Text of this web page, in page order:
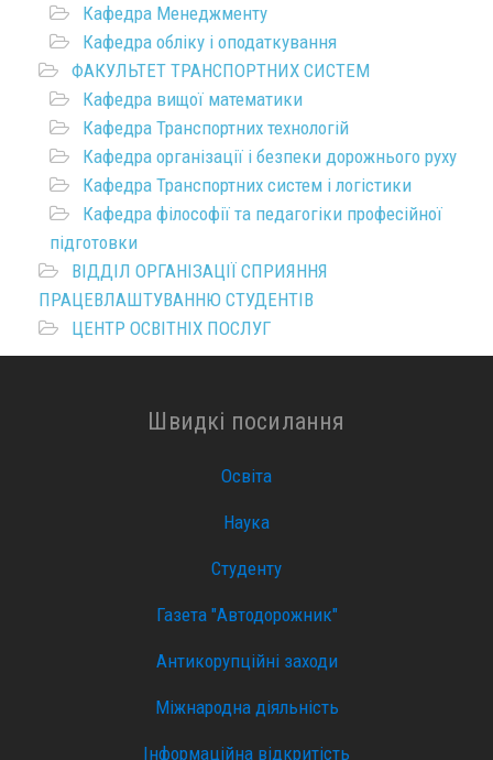
Кафедра Менеджменту
Кафедра обліку і оподаткування
ФАКУЛЬТЕТ ТРАНСПОРТНИХ СИСТЕМ
Кафедра вищої математики
Кафедра Транспортних технологій
Кафедра організації і безпеки дорожнього руху
Кафедра Транспортних систем і логістики
Кафедра філософії та педагогіки професійної
підготовки
ВІДДІЛ ОРГАНІЗАЦІЇ СПРИЯННЯ
ПРАЦЕВЛАШТУВАННЮ СТУДЕНТІВ
ЦЕНТР ОСВІТНІХ ПОСЛУГ
Швидкі посилання
Освіта
Наука
Студенту
Газета "Автодорожник"
Антикорупційні заходи
Міжнародна діяльність
Інформаційна відкритість